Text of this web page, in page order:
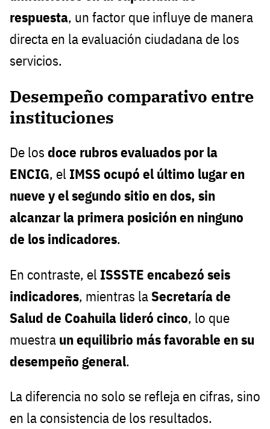
respuesta, un factor que influye de manera
directa en la evaluación ciudadana de los
servicios.
Desempeño comparativo entre
instituciones
De los doce rubros evaluados por la
ENCIG, el IMSS ocupó el último lugar en
nueve y el segundo sitio en dos, sin
alcanzar la primera posición en ninguno
de los indicadores.
En contraste, el ISSSTE encabezó seis
indicadores, mientras laSecretaría de
Salud de Coahuila lideró cinco, lo que
muestra un equilibrio más favorable en su
desempeño general.
La diferencia no solo se refleja en cifras, sino
en la consistencia de los resultados.